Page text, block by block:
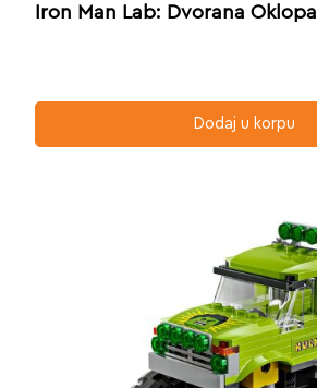
Iron Man Lab: Dvorana Oklopa
Dodaj u korpu